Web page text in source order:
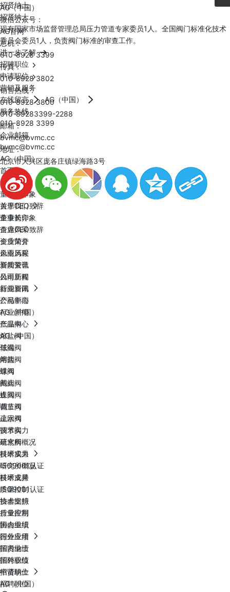
招贤纳士
招贤纳士
现有国家市场监督管理总局压力管道专家委员1人。全国阀门标准化技术
委员会委员1人，负责阀门标准的审查工作。
进一步了解
招聘职位
申请职位
营销及服务
在线留言
AG（中国）
服务热线
010-8928 3399
企业邮箱
bvmc@bvmc.cc
AG（中国）
首页
关于我们
董事长印象
首席CEO致辞
企业简介
企业风采
资质荣誉
风雨历程
新闻资讯
公司新闻
行业新闻
产品中心
AG（中国）
低温阀
熔盐阀
球阀
闸阀
蝶阀
截止阀
止回阀
调节阀
疏水阀
技术实力
研究所概况
科研成果
ISO9001认证
技术支持
质量控制
协会组织
行业应用
国内业绩
国外业绩
招贤纳士
招聘职位
申请职位
AG（中国）
AG（中国）
微信公众号：
AG官网
总机：
010-8928 3399
传真：
010-8928 3802
销售热线：
010-8928 3800
010-89283399-2288
邮箱：
bvmc@bvmc.cc
地址：
北京市大兴区庞各庄镇绿海路3号
关于我们
董事长印象
首席CEO致辞
企业简介
企业风采
资质荣誉
风雨历程
新闻资讯
公司新闻
行业新闻
产品中心
AG（中国）
低温阀
熔盐阀
球阀
闸阀
蝶阀
截止阀
止回阀
调节阀
疏水阀
技术实力
研究所概况
科研成果
ISO9001认证
技术支持
质量控制
协会组织
行业应用
国内业绩
国外业绩
招贤纳士
招聘职位